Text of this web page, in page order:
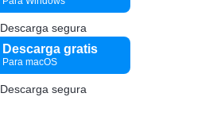
Descarga segura
Descarga gratis
Para macOS
Descarga segura